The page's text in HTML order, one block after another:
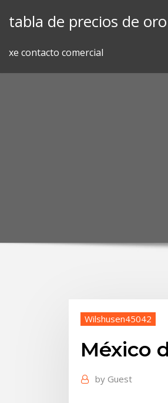
tabla de precios de
xe contacto comercial
Wilshusen45042
México
by Guest